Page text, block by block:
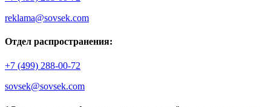
reklama@sovsek.com
Отдел распространения:
+7 (499) 288-00-72
sovsek@sovsek.com